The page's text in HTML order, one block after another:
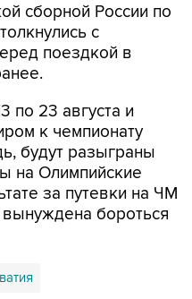
сборной России по
с
поездкой в
по 23 августа и
к чемпионату
будут разыграны
на Олимпийские
за путевки на ЧМ
бороться